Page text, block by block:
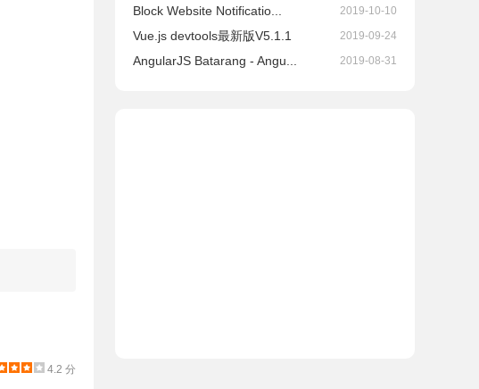
4.2 分
Block Website Notificatio... 2019-10-10
Vue.js devtools最新版V5.1.1 2019-09-24
AngularJS Batarang - Angu... 2019-08-31